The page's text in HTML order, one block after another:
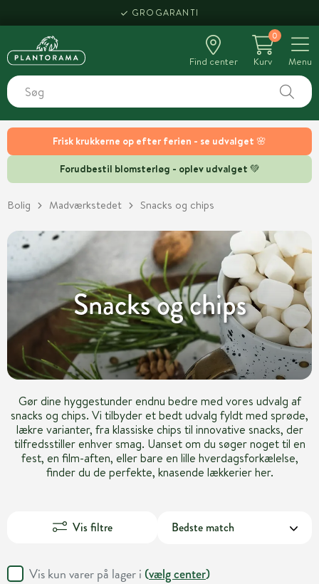
Frisk krukkerne op efter ferien - se udvalget 🌸
Forudbestil blomsterløg - oplev udvalget 💚
HENT SAMME DAG
Find center
0
Kurv
Menu
Bolig Madværkstedet Snacks og chips
Snacks og chips
Gør dine hyggestunder endnu bedre med vores udvalg af
snacks og chips. Vi tilbyder et bedt udvalg fyldt med sprøde,
lækre varianter, fra klassiske chips til innovative snacks, der
tilfredsstiller enhver smag. Uanset om du søger noget til en
fest, en film-aften, eller bare en lille hverdagsforkælelse,
finder du de perfekte, knasende lækkerier her.
Vis filtre
Vis kun varer på lager i (vælg center)